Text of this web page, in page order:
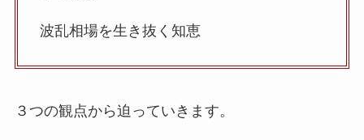
波乱相場を生き抜く知恵
３つの観点から迫っていきます。